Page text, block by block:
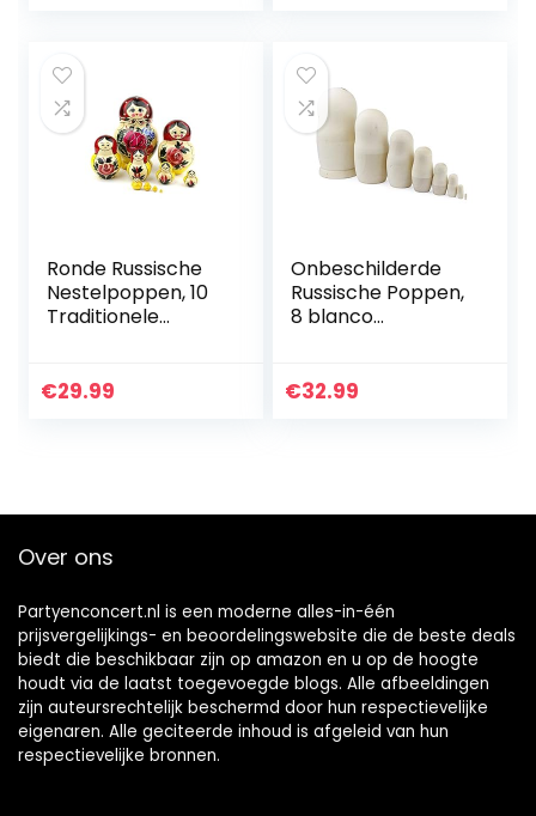
Speelgoed voor
Kids
Ronde Russische
Nestelpoppen, 10
Traditionele
Semjonov Rode
€29.99
Onbeschilderde
Russische Poppen,
8 blanco
Handgemaakt in
€32.99
Over ons
Partyenconcert.nl is een moderne alles-in-één
prijsvergelijkings- en beoordelingswebsite die de beste deals
biedt die beschikbaar zijn op amazon en u op de hoogte
houdt via de laatst toegevoegde blogs. Alle afbeeldingen
zijn auteursrechtelijk beschermd door hun respectievelijke
eigenaren. Alle geciteerde inhoud is afgeleid van hun
respectievelijke bronnen.